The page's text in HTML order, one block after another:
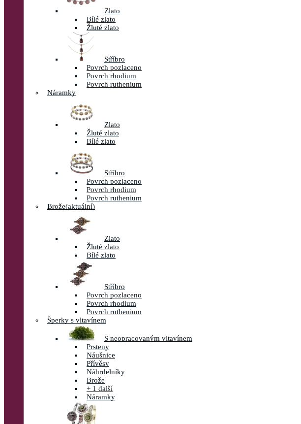
Zlato
Bílé zlato
Žluté zlato
Stříbro
Povrch pozlaceno
Povrch rhodium
Povrch ruthenium
Náramky
Zlato
Žluté zlato
Bílé zlato
Stříbro
Povrch pozlaceno
Povrch rhodium
Povrch ruthenium
Brože(aktuální)
Zlato
Žluté zlato
Bílé zlato
Stříbro
Povrch pozlaceno
Povrch rhodium
Povrch ruthenium
Šperky s vltavínem
S neopracovaným vltavínem
Prsteny
Náušnice
Přívěsy
Náhrdelníky
Brože
+ 1 další
Náramky